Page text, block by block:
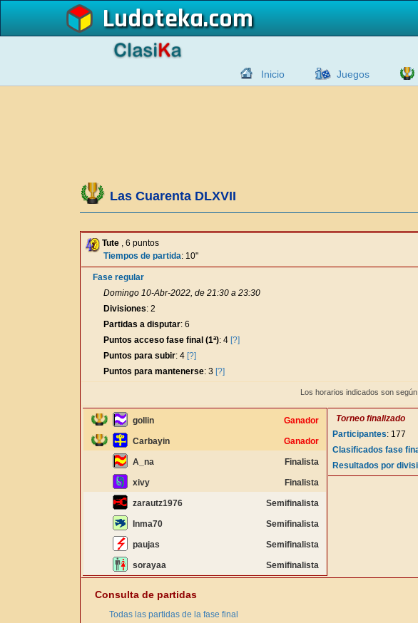
Ludoteka
Inicio Juegos
Las Cuarenta DLXVII
Tute , 6 puntos
Tiempos de partida: 10"
Fase regular
Domingo 10-Abr-2022, de 21:30 a 23:30
Divisiones: 2
Partidas a disputar: 6
Puntos acceso fase final (1ª): 4 [?]
Puntos para subir: 4 [?]
Puntos para mantenerse: 3 [?]
Los horarios indicados son
gollin Ganador
Carbayin Ganador
A_na Finalista
xivy Finalista
zarautz1976 Semifinalista
Inma70 Semifinalista
paujas Semifinalista
sorayaa Semifinalista
Torneo finalizado
Participantes: 177
Clasificados fase
Resultados por
Consulta de partidas
Todas las partidas de la fase final